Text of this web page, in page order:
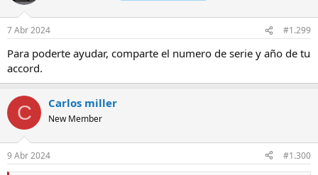
7 Abr 2024 #1.299
Para poderte ayudar, comparte el numero de serie y año de tu
accord.
C Carlos miller
New Member
9 Abr 2024 #1.300